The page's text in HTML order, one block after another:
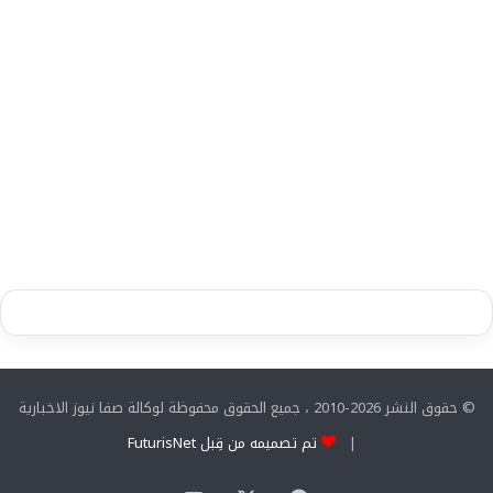
© حقوق النشر 2026-2010 ، جميع الحقوق محفوظة لوكالة صفا نيوز الاخبارية
|
تم تصميمه من قِبل FuturisNet